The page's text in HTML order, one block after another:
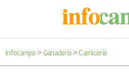
Infocampo > Ganadería >Carnicería